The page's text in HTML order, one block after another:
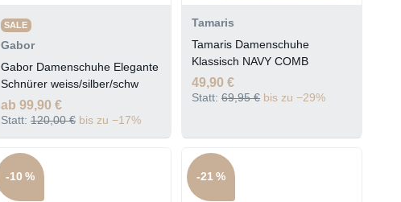
SALE
Gabor
Gabor Damenschuhe Elegante
Schnürer weiss/silber/schw
ab 99,90 €
Statt: 120,00 € bis zu −17%
Tamaris
Tamaris Damenschuhe
Klassisch NAVY COMB
49,90 €
Statt: 69,95 € bis zu −29%
-10 % -21 %